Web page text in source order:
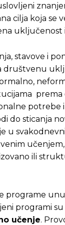
cilja koja
uključenost
stavove i
društvenu
do sticanja
u
ili
programe
programi
učenje.